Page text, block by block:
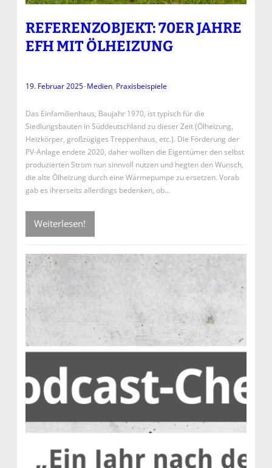
REFERENZOBJEKT: 70ER JAHRE
EFH MIT ÖLHEIZUNG
19. Februar 2025–Medien, Praxisbeispiele
Das Einfamilienhaus, Baujahr 1970, ist typisch für die
Siedlungsbauten in Süddeutschland zu dieser Zeit (Ölheizung,
Heizkörper, großzügiges Treppenhaus, etc.). Die Förderung der
PV-Anlage endete 2020, daher wollten die Eigentümer den selbst
produzierten Strom nun sinnvoll nutzen und hegten den Wunsch,
die alte Ölheizung durch eine Wärmepumpe zu ersetzen. Vorab
gab es ihrerseits allerdings bedenken, ob…
Weiterlesen!